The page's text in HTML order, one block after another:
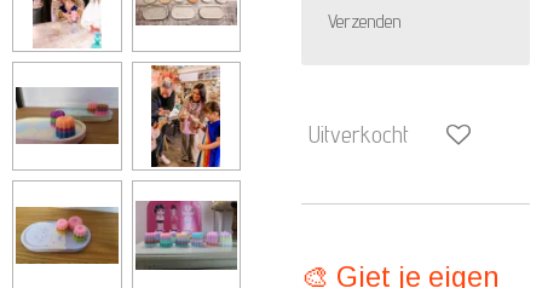
Verzenden
Uitverkocht
🎨 Giet je eigen